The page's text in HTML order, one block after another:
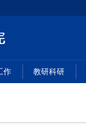
作 教研科研